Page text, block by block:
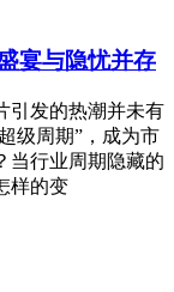
宴与隐忧并存
发的热潮并未有
级周期”，成为市
当行业周期隐藏的
样的变